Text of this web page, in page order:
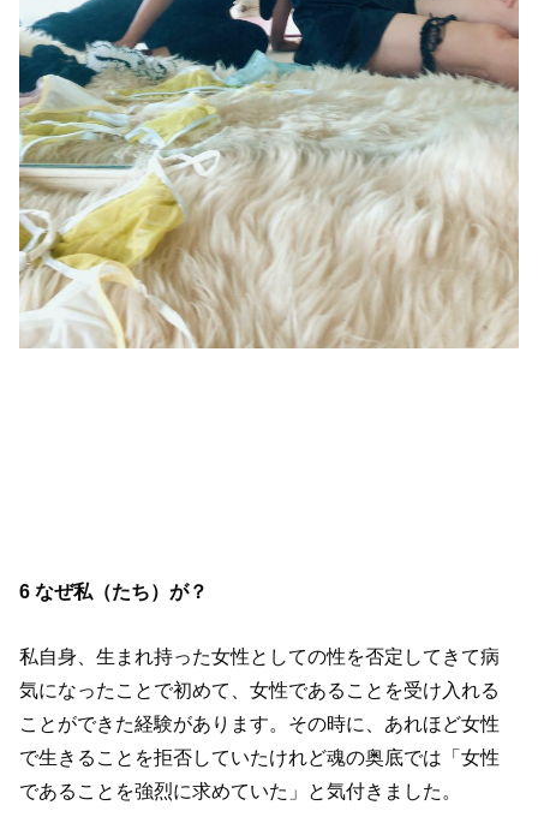
6 なぜ私（たち）が？
私自身、生まれ持った女性としての性を否定してきて病
気になったことで初めて、女性であることを受け入れる
ことができた経験があります。その時に、あれほど女性
で生きることを拒否していたけれど魂の奥底では「女性
であることを強烈に求めていた」と気付きました。